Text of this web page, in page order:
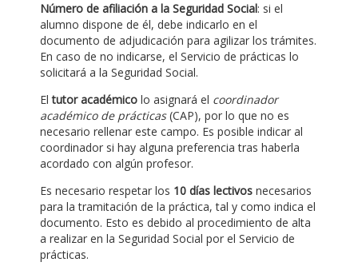
Número de afiliación a la Seguridad Social: si el
alumno dispone de él, debe indicarlo en el
documento de adjudicación para agilizar los trámites.
En caso de no indicarse, el Servicio de prácticas lo
solicitará a la Seguridad Social.
Eltutor académico lo asignará el coordinador
académico de prácticas(CAP), por lo que no es
necesario rellenar este campo. Es posible indicar al
coordinador si hay alguna preferencia tras haberla
acordado con algún profesor.
Es necesario respetar los 10 días lectivos necesarios
para la tramitación de la práctica, tal y como indica el
documento. Esto es debido al procedimiento de alta
a realizar en la Seguridad Social por el Servicio de
prácticas.